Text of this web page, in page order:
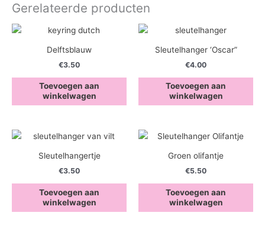
Gerelateerde producten
Delftsblauw
€3.50
Toevoegen aan
winkelwagen
Sleutelhanger ‘Oscar”
€4.00
Toevoegen aan
winkelwagen
Sleutelhangertje
€3.50
Toevoegen aan
winkelwagen
Groen olifantje
€5.50
Toevoegen aan
winkelwagen